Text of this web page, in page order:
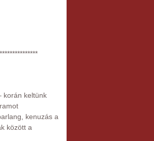
korán keltünk
kenuzás a
között a